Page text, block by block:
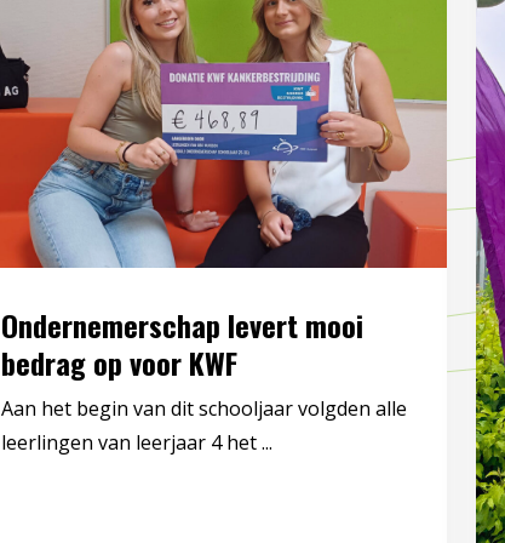
Ondernemerschap levert mooi
bedrag op voor KWF
Aan het begin van dit schooljaar volgden alle
leerlingen van leerjaar 4 het ...